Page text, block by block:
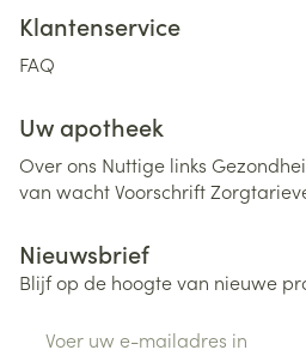
Klantenservice
FAQ
Uw apotheek
Over ons Nuttige links
van wachtVoorschrift
Nieuwsbrief
Blijf op de hoogte van nieuwe